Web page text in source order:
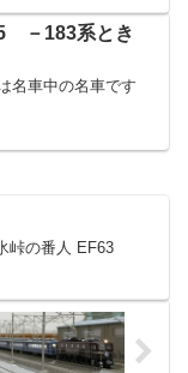
－183系とき
名車中の名車です
峠の番人 EF63